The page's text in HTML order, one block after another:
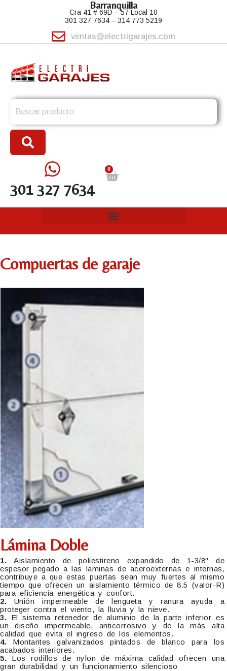
Barranquilla
Cra 41 # 69D – 57 Local 10
301 327 7634 – 314 773 5219
ventas@electrigarajes.com
for:
301 327 7634
0
Compuertas de garaje
Lámina Doble
1.Aislamiento de poliestireno expandido de 1-3/8" de
espesor pegado a las laminas de aceroexternas e internas,
contribuye a que estas puertas sean muy fuertes al mismo
tiempo que ofrecen un aislamiento térmico de 8.5 (valor-R)
para eficiencia energética y confort.
2. Unión impermeable de lengueta y ranura ayuda a
proteger contra el viento, la lluvia y la nieve.
3. El sistema retenedor de aluminio de la parte inferior es
un diseño impermeable, anticorrosivo y de la más alta
calidad que evita el ingreso de los elementos.
4. Montantes galvanizados pintados de blanco para los
acabados interiores.
5. Los rodillos de nylon de máxima calidad ofrecen una
gran durabilidad y un funcionamiento silencioso